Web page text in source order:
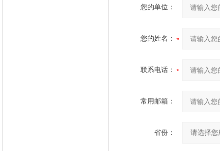
您的单位：
您的姓名：
联系电话：
常用邮箱：
省份：